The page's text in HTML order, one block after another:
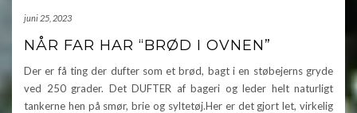
juni 25, 2023
NÅR FAR HAR “BRØD I OVNEN”
Der er få ting der dufter som et brød, bagt i en støbejerns gryde
ved 250 grader. Det DUFTER af bageri og leder helt naturligt
tankerne hen på smør, brie og syltetøj.Her er det gjort let, virkelig